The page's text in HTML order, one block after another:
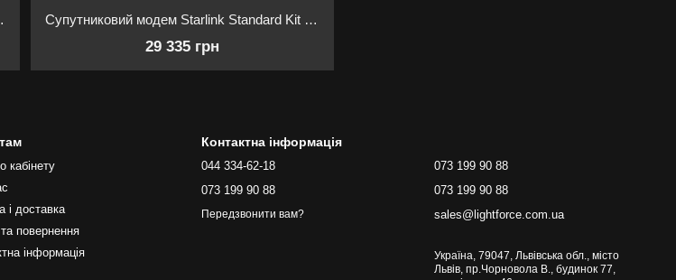
Kit (USA) Супутниковий модем Starlink Standard Kit V4 EU Gen3
29 335 грн
кабінету
і доставка
повернення
інформація
Контактна інформація
044 334-62-18
073 199 90 88
Передзвонити вам?
073 199 90 88
073 199 90 88
sales@lightforce.com.ua
Україна, 79047, Львівська обл., місто
Львів, пр.Чорновола В., будинок 77,